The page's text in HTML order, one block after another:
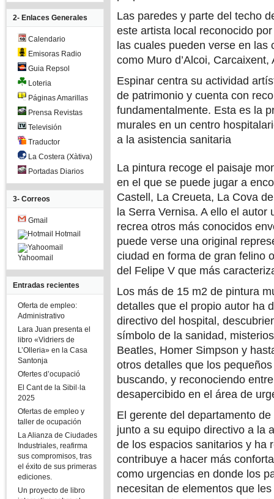
2- Enlaces Generales
Calendario
Emisoras Radio
Guia Repsol
Loteria
Páginas Amarillas
Prensa Revistas
Televisión
Traductor
La Costera (Xàtiva)
Portadas Diarios
3- Correos
Gmail
Hotmail
Yahoomail
Entradas recientes
Oferta de empleo:
Administrativo
Lara Juan presenta el
libro «Vidriers de
L’Olleria» en la Casa
Santonja
Ofertes d’ocupació
El Cant de la Sibil·la
2025
Ofertas de empleo y
taller de ocupación
La Alianza de Ciudades
Industriales, reafirma
sus compromisos, tras
el éxito de sus primeras
ediciones.
Un proyecto de libro
Las paredes y parte del techo
este artista local reconocido
las cuales pueden verse en
como Muro d’Alcoi,
Espinar centra su actividad
de patrimonio y cuenta con
fundamentalmente. Esta es la
murales en un centro
a la asistencia sanitaria
La pintura recoge el paisaje
en el que se puede jugar a
Castell, La Creueta, La Cova
la Serra Vernisa. A ello el
recrea otros más conocidos
puede verse una original
ciudad en forma de gran felino
del Felipe V que más
Los más de 15 m2 de pintura
detalles que el propio autor ha
directivo del hospital,
símbolo de la sanidad,
Beatles, Homer Simpson y
otros detalles que los
buscando, y reconociendo
desapercibido en el área de
El gerente del departamento
junto a su equipo directivo a la
de los espacios sanitarios y ha
contribuye a hacer más
como urgencias en donde los
necesitan de elementos que